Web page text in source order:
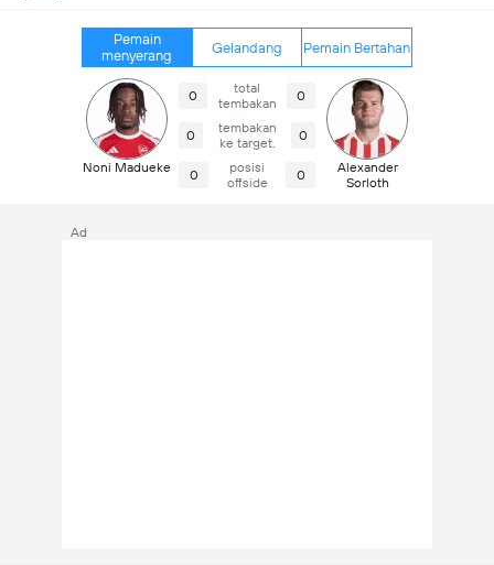
Pemain
menyerang
Gelandang Pemain Bertahan
Noni Madueke
0
total
tembakan
0
0
tembakan
ke target.
0
0
posisi
offside
0
Alexander
Sorloth
Ad